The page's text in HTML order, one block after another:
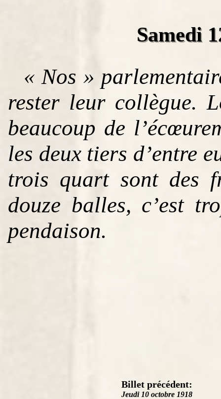
Samedi
« Nos »
rester leur collègue.
beaucoup de
les deux tiers d’entre
trois quart sont des
douze balles, c’est
pendaison.
Billet précédent:
Jeudi 10 octobre 1918